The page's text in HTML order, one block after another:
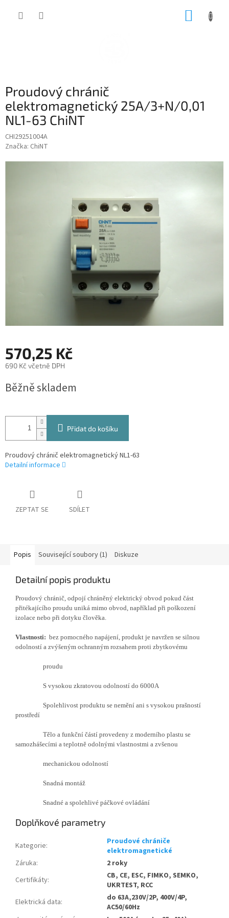
Proudový chránič
elektromagnetický 25A/3+N/0,01
NL1-63 ChiNT
CHI29251004A
Značka: ChiNT
570,25 Kč
690 Kč včetně DPH
cena:
Běžně skladem
Přidat do košíku
Proudový chránič elektromagnetický NL1-63
Detailní informace
ZEPTAT SE SDÍLET
Popis Související soubory (1) Diskuze
Detailní popis produktu
Proudový chránič, odpojí chráněný elektrický obvod pokud část
přitékajícího proudu uniká mimo obvod, například při poškození
izolace nebo při dotyku člověka.
Vlastnosti: bez pomocného napájení, produkt je navržen se silnou
odolností a zvýšeným ochranným rozsahem proti zbytkovému
proudu
S vysokou zkratovou odolností do 6000A
Spolehlivost produktu se nemění ani s vysokou prašností
prostředí
Tělo a funkční částí provedeny z moderního plastu se
samozhášecími a teplotně odolnými vlastnostmi a zvšenou
mechanickou odolností
Snadná montáž
Snadné a spolehlivé páčkové ovládání
Doplňkové parametry
Kategorie:
Proudové chrániče
elektromagnetické
Záruka:
2 roky
Certifikáty:
CB, CE, ESC, FIMKO, SEMKO,
UKRTEST, RCC
Elektrická data:
do 63A,230V/2P, 400V/4P,
AC50/60Hz